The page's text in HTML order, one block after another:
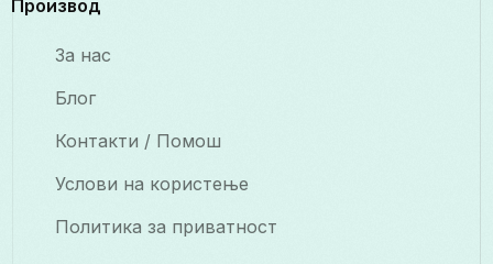
Производ
За нас
Блог
Контакти / Помош
Услови на користење
Политика за приватност